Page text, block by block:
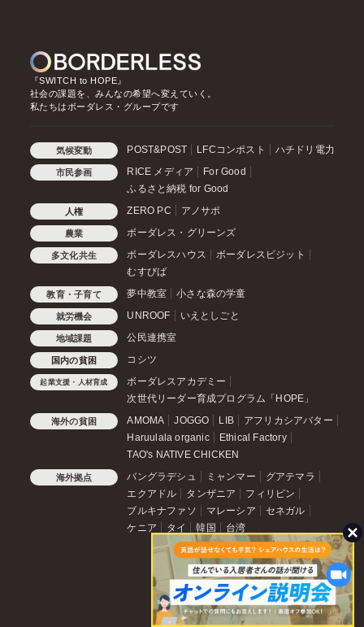
『SWITCH to HOPE』
社会の課題を、みんなの希望へ変えていく。
私たちはボーダレス・グループです
気候変動 POST&POST LFCコンポスト ハチドリ電力
市民参画 RICE メディア
For Good
ふるさと納税 for Good
人権 ZERO PC アノサポ
農業 ボーダレス・グリーンズ
多文化共生 ボーダレスハウス
ボーダレスビジット
むすびば
教育・子育て 夢中教室 小さな森の学童
就労機会 UNROOF いえとしごと
地域課題 公民連携室
国内の貧困 コシツ
起業支援・人材育成
ボーダレスアカデミー
次世代リーダー育成プログラム「HOPE」
海外の貧困 AMOMA JOGGO LIB
アフリカシアバター
Haruulala organic
Ethical Factory
TAO's NATIVE CHICKEN
海外拠点 バングラデシュ ミャンマー
グアテマラ
エクアドル
タンザニア
フィリピン
ブルキナファソ
マレーシア
セネガル
ケニア
タイ 韓国 台湾